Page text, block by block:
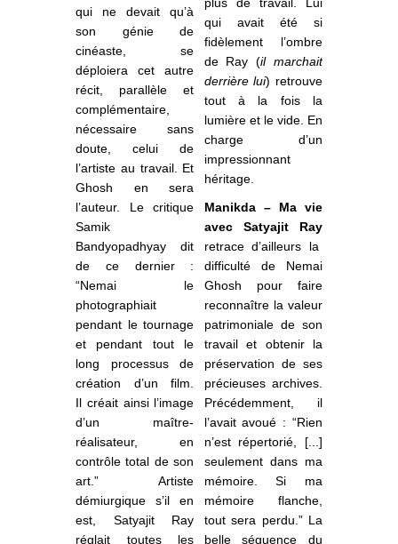
qui ne devait qu’à
son génie de
cinéaste, se
déploiera cet autre
récit, parallèle et
complémentaire,
nécessaire sans
doute, celui de
l’artiste au travail. Et
Ghosh en sera
l’auteur. Le critique
Samik
Bandyopadhyay dit
de ce dernier :
“Nemai le
photographiait
pendant le tournage
et pendant tout le
long processus de
création d’un film.
Il créait ainsi l’image
d’un maître-
réalisateur, en
contrôle total de son
art.” Artiste
démiurgique s’il en
est, Satyajit Ray
réglait toutes les
plus de travail. Lui
qui avait été si
fidèlement l’ombre
de Ray (il marchait
derrière lui) retrouve
tout à la fois la
lumière et le vide. En
charge d’un
impressionnant
héritage.
Manikda – Ma vie
avec Satyajit Ray
retrace d’ailleurs la
difficulté de Nemai
Ghosh pour faire
reconnaître la valeur
patrimoniale de son
travail et obtenir la
préservation de ses
précieuses archives.
Précédemment, il
l’avait avoué : “Rien
n’est répertorié, [...]
seulement dans ma
mémoire. Si ma
mémoire flanche,
tout sera perdu.”La
belle séquence du